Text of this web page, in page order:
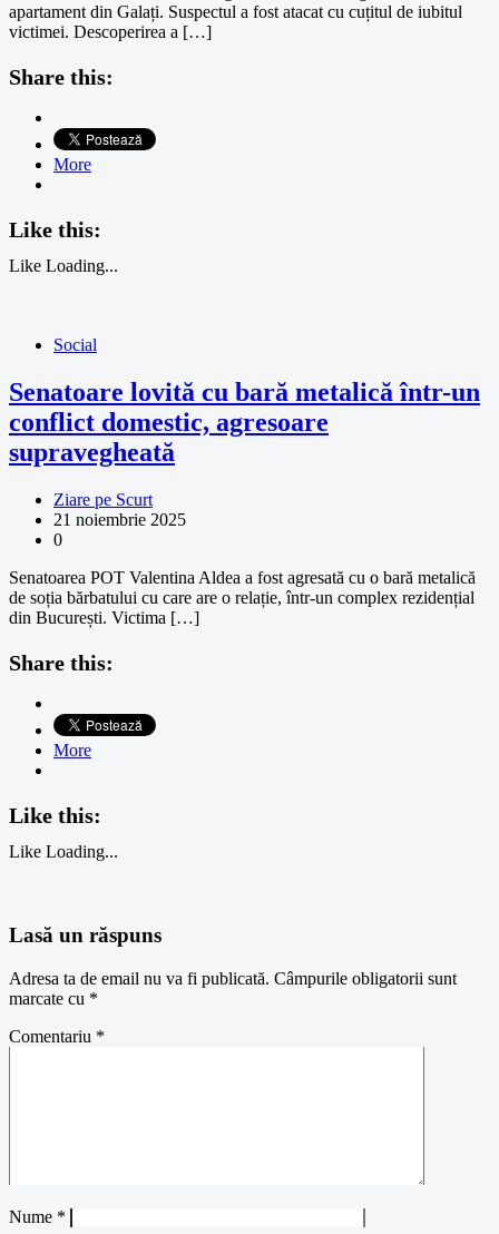
apartament din Galați. Suspectul a fost atacat cu cuțitul de iubitul
victimei. Descoperirea a […]
Share this:
More
Like this:
Like Loading...
Social
Senatoare lovită cu bară metalică într-un
conflict domestic, agresoare
supravegheată
Ziare pe Scurt
21 noiembrie 2025
0
Senatoarea POT Valentina Aldea a fost agresată cu o bară metalică
de soția bărbatului cu care are o relație, într-un complex rezidențial
din București. Victima […]
Share this:
More
Like this:
Like Loading...
Lasă un răspuns
Adresa ta de email nu va fi publicată. Câmpurile obligatorii sunt
marcate cu *
Comentariu *
Nume *